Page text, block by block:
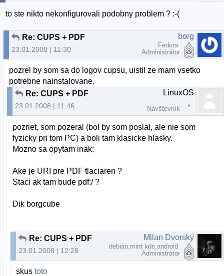
to ste nikto nekonfigurovali podobny problem ? :-(
Re: CUPS + PDF
23.01.2008 | 11:30
borg
Fedora
Administrátor
pozrel by som sa do logov cupsu, uistil ze mam vsetko
potrebne nainstalovane.
Re: CUPS + PDF
23.01.2008 | 11:46
LinuxOS
Návštevník
pozriet, som pozeral (bol by som poslal, ale nie som
fyzicky pri tom PC) a boli tam klasicke hlasky.
Mozno sa opytam inak:
Ake je URI pre PDF tlaciaren ?
Staci ak tam bude pdf:/ ?
Dik borgcube
Re: CUPS + PDF
23.01.2008 | 12:28
Milan Dvorský
debian,mint kde,android
Administrátor
skustoto